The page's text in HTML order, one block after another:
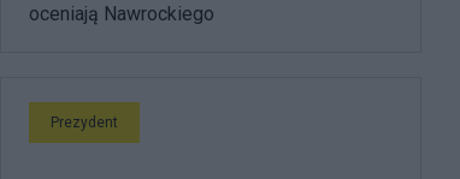
oceniają Nawrockiego
Prezydent